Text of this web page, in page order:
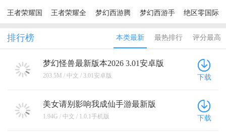
王者荣耀国
2026(Honor
of Kings)
王者荣耀全
梦幻西游腾
梦幻西游手
绝区零国际
排行榜 本类最新 最热排行 评分最高
梦幻怪兽最新版本2026 3.01安卓版
203.5M / 中文 / 3.01安卓版 下载
美女请别影响我成仙手游最新版
1.0.1手机版
1.94G / 中文 / 1.0.1手机版 下载